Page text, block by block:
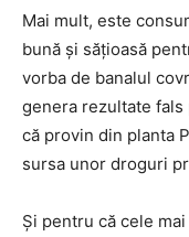
Mai mult, este
bună și sățioasă
vorba de banalul
genera rezultate
că provin din planta
sursa unor droguri
Și pentru că cele